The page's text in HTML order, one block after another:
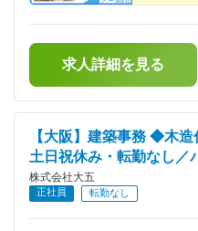
求人詳細を見る
【大阪】建築事務 ◆木
土日祝休み・転勤なし／
株式会社大五
正社員 転勤なし